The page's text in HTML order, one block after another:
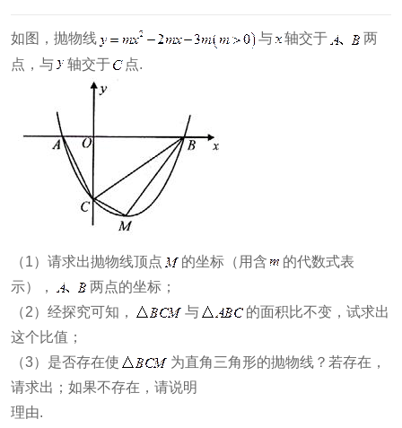
如图，抛物线 与 轴交于
两
点，与
轴交于 点.
（1）请求出抛物线顶点 的坐标（用含
的代数式表
示），
两点的坐标；
（2）经探究可知，
与
的面积比不变，试求出
这个比值；
（3）是否存在使
为直角三角形的抛物线？若存在，
请求出；如果不存在，请说明
理由.